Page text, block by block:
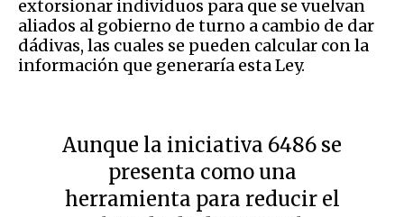
extorsionar individuos para que se vuelvan
aliados al gobierno de turno a cambio de dar
dádivas, las cuales se pueden calcular con la
información que generaría esta Ley.
Aunque la iniciativa 6486 se
presenta como una
herramienta para reducir el